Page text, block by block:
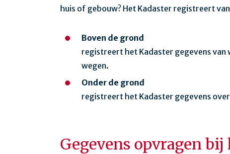
huis of gebouw? Het Kadaster registreert
Boven de grond
registreert het Kadaster gegevens van
wegen.
Onder de grond
registreert het Kadaster gegevens
Gegevens opvragen bij